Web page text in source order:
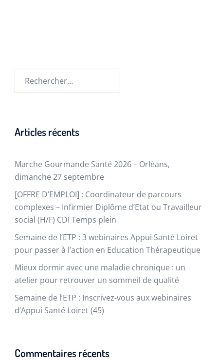
Articles récents
Marche Gourmande Santé 2026 – Orléans,
dimanche 27 septembre
[OFFRE D’EMPLOI] : Coordinateur de parcours
complexes – Infirmier Diplôme d’Etat ou Travailleur
social (H/F) CDI Temps plein
Semaine de l’ETP : 3 webinaires Appui Santé Loiret
pour passer à l’action en Education Thérapeutique​
Mieux dormir avec une maladie chronique : un
atelier pour retrouver un sommeil de qualité
Semaine de l’ETP : Inscrivez-vous aux webinaires
d’Appui Santé Loiret (45)
Commentaires récents